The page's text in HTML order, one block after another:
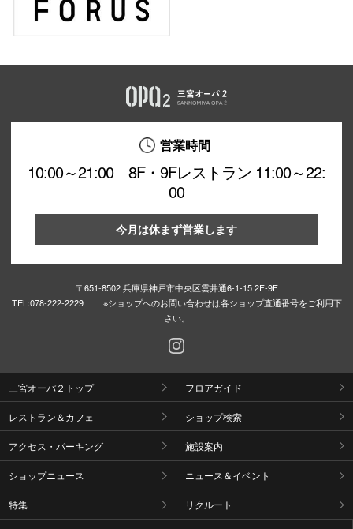
営業時間
10:00～21:00 8F・9Fレストラン 11:00～22:
00
今月は休まず営業します
〒651-8502 兵庫県神戸市中央区雲井通6-1-15 2F-9F
TEL:078-222-2229 ※ショップへのお問い合わせは各ショップ直通番号をご利用下
さい。
三宮オーパ２トップ フロアガイド
レストラン＆カフェ ショップ検索
アクセス・パーキング 施設案内
ショップニュース ニュース＆イベント
特集 リクルート